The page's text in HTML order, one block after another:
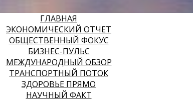
ГЛАВНАЯ
ЭКОНОМИЧЕСКИЙ ОТЧЕТ
ОБЩЕСТВЕННЫЙ ФОКУС
БИЗНЕС-ПУЛЬС
МЕЖДУНАРОДНЫЙ ОБЗОР
ТРАНСПОРТНЫЙ ПОТОК
ЗДОРОВЬЕ ПРЯМО
НАУЧНЫЙ ФАКТ